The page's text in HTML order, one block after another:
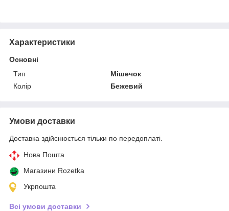
Характеристики
Основні
Тип
Мішечок
Колір
Бежевий
Умови доставки
Доставка здійснюється тільки по передоплаті.
Нова Пошта
Магазини Rozetka
Укрпошта
Всі умови доставки